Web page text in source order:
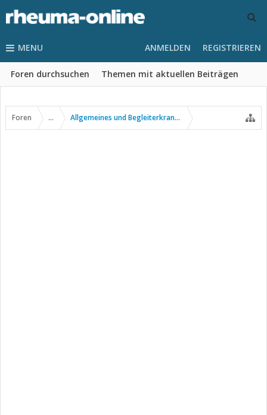
MENU
Foren durchsuchen Themen mit aktuellen Beiträgen
ANMELDEN REGISTRIEREN
Foren ... Allgemeines und Begleiterkrankungen